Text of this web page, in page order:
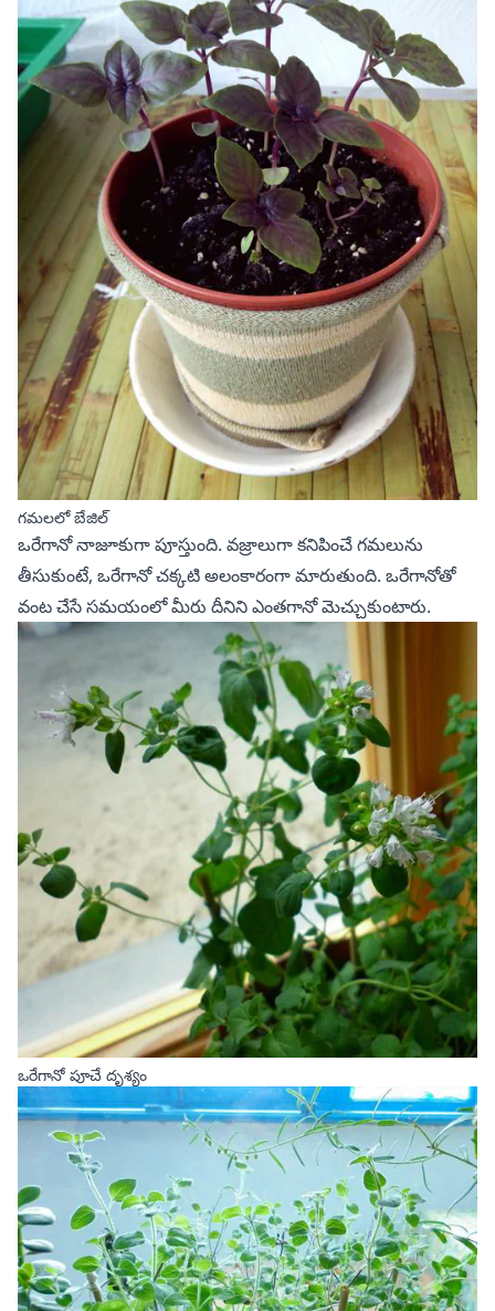
గమలలో బేజిల్
ఒరేగానోనాజూకుగా పూస్తుంది. వజ్రాలుగా కనిపించే గమలును
తీసుకుంటే, ఒరేగానో చక్కటి అలంకారంగా మారుతుంది. ఒరేగానోతో
వంట చేసేసమయంలో మీరు దీనిని ఎంతగానో మెచ్చుకుంటారు.
ఒరేగానో పూచే దృశ్యం